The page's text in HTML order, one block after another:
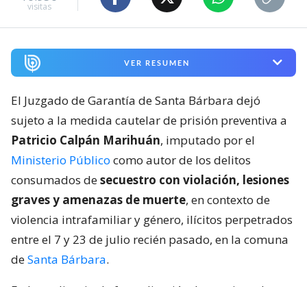
visitas
VER RESUMEN
El Juzgado de Garantía de Santa Bárbara dejó
sujeto a la medida cautelar de prisión preventiva a
Patricio Calpán Marihuán, imputado por el
Ministerio Público como autor de los delitos
consumados desecuestro con violación, lesiones
graves y amenazas de muerte, en contexto de
violencia intrafamiliar y género, ilícitos perpetrados
entre el 7 y 23 de julio recién pasado, en la comuna
deSanta Bárbara.